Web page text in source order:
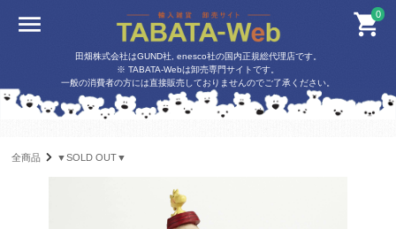
0
田畑株式会社はGUND社, enesco社の国内正規総代理店です。
※ TABATA-Webは卸売専門サイトです。
一般の消費者の方には直接販売しておりませんのでご了承ください。
全商品 ▼SOLD OUT▼